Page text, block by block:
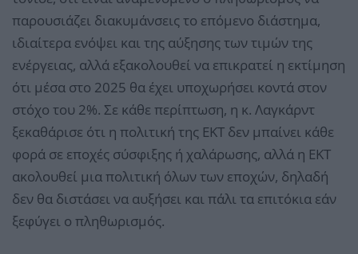
παρουσιάζει διακυμάνσεις το επόμενο διάστημα,
ιδιαίτερα ενόψει και της αύξησης των τιμών της
ενέργειας, αλλά εξακολουθεί να επικρατεί η εκτίμηση
ότι μέσα στο 2025 θα έχει υποχωρήσει κοντά στον
στόχο του 2%. Σε κάθε περίπτωση, η κ. Λαγκάρντ
ξεκαθάρισε ότι η πολιτική της ΕΚΤ δεν μπαίνει κάθε
φορά σε εποχές σύσφιξης ή χαλάρωσης, αλλά η ΕΚΤ
ακολουθεί μια πολιτική όλων των εποχών, δηλαδή
δεν θα διστάσει να αυξήσει και πάλι τα επιτόκια εάν
ξεφύγει ο πληθωρισμός.